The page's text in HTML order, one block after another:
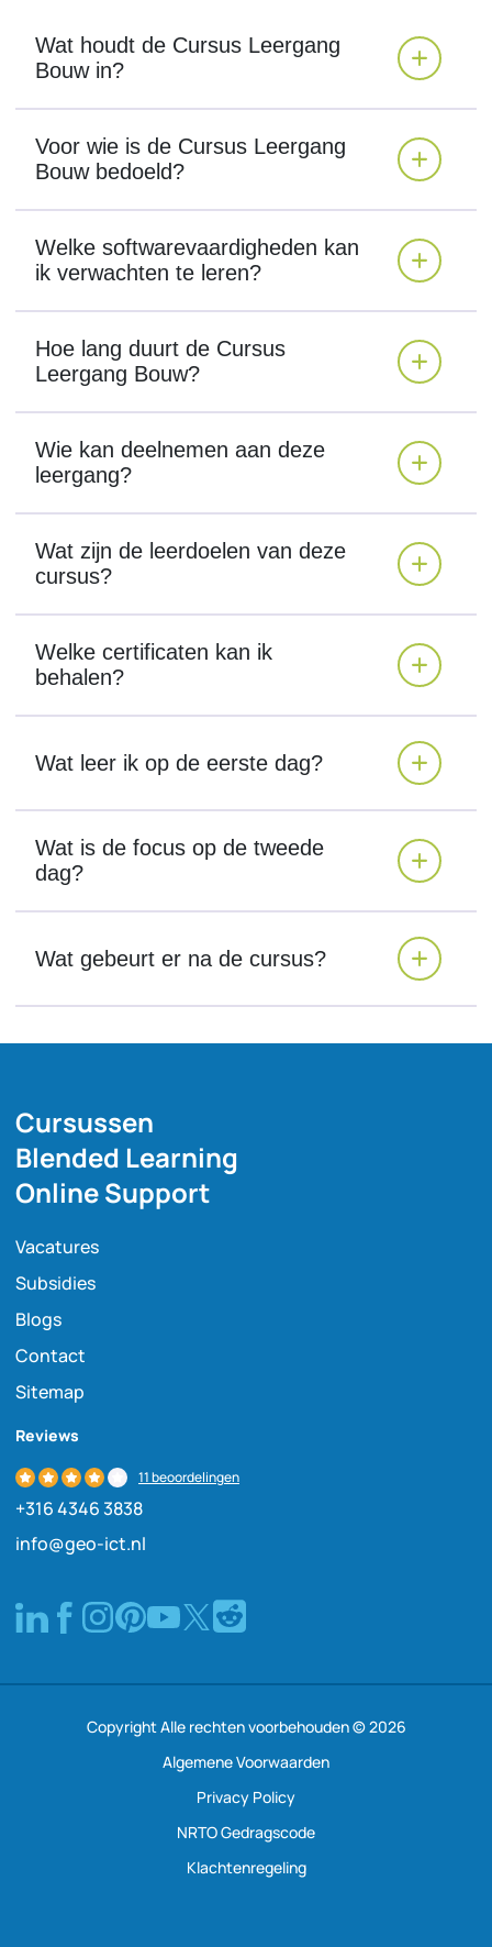
Wat houdt de Cursus Leergang
Bouw in?
Voor wie is de Cursus Leergang
Bouw bedoeld?
Welke softwarevaardigheden kan
ik verwachten te leren?
Hoe lang duurt de Cursus
Leergang Bouw?
Wie kan deelnemen aan deze
leergang?
Wat zijn de leerdoelen van deze
cursus?
Welke certificaten kan ik
behalen?
Wat leer ik op de eerste dag?
Wat is de focus op de tweede
dag?
Wat gebeurt er na de cursus?
Cursussen
Blended Learning
Online Support
Vacatures
Subsidies
Blogs
Contact
Sitemap
Reviews
11 beoordelingen
+316 4346 3838
info@geo-ict.nl
Copyright Alle rechten voorbehouden © 2026
Algemene Voorwaarden
Privacy Policy
NRTO Gedragscode
Klachtenregeling